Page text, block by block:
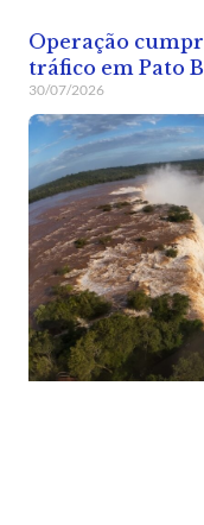
Operação
tráfico em Pato
30/07/2026